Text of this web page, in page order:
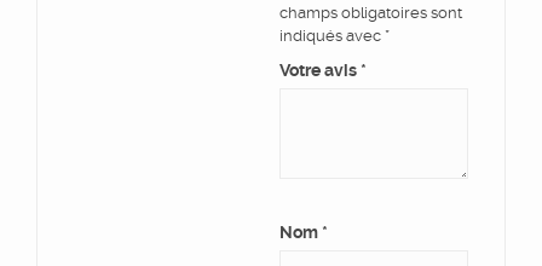
champs obligatoires sont
indiqués avec *
Votre avis *
Nom *